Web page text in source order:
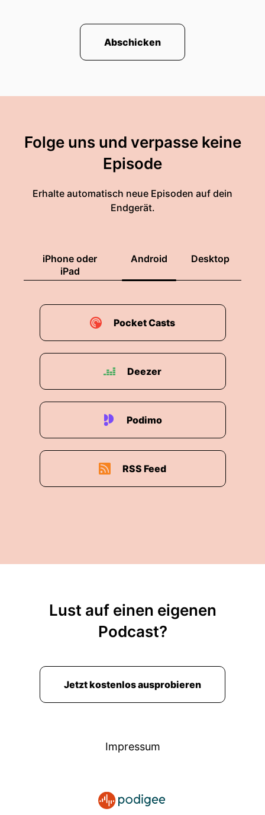
Abschicken
Folge uns und verpasse keine
Episode
Erhalte automatisch neue Episoden auf dein
Endgerät.
iPhone oder
iPad
Android Desktop
Pocket Casts
Deezer
Podimo
RSS Feed
Lust auf einen eigenen
Podcast?
Jetzt kostenlos ausprobieren
Impressum